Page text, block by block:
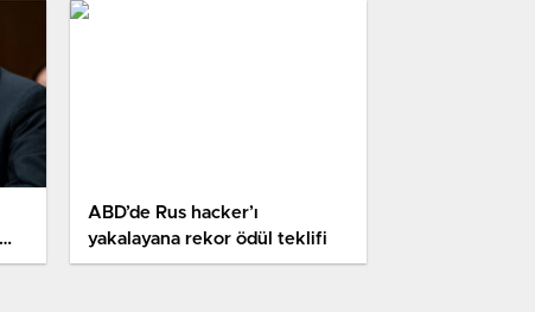
ABD’de Rus hacker’ı
yakalayana rekor ödül teklifi